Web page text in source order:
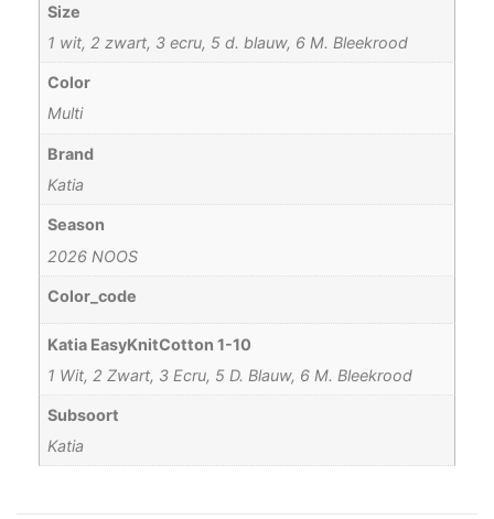
Size
1 wit, 2 zwart, 3 ecru, 5 d. blauw, 6 M. Bleekrood
Color
Multi
Brand
Katia
Season
2026 NOOS
Color_code
Katia EasyKnitCotton 1-10
1 Wit, 2 Zwart, 3 Ecru, 5 D. Blauw, 6 M. Bleekrood
Subsoort
Katia